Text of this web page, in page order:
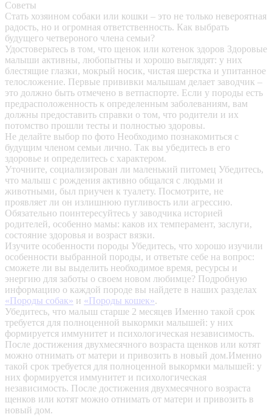
Советы
Стать хозяином собаки или кошки – это не только невероятная
радость, но и огромная ответственность. Как выбрать
будущего четвероного члена семьи?
Удостоверьтесь в том, что щенок или котенок здоров Здоровые
малыши активны, любопытны и хорошо выглядят: у них
блестящие глазки, мокрый носик, чистая шерстка и упитанное
телосложение. Первые прививки малышам делает заводчик –
это должно быть отмечено в ветпаспорте. Если у породы есть
предрасположенность к определенным заболеваниям, вам
должны предоставить справки о том, что родители и их
потомство прошли тесты и полностью здоровы.
Не делайте выбор по фото Необходимо познакомиться с
будущим членом семьи лично. Так вы убедитесь в его
здоровье и определитесь с характером.
Уточните, социализирован ли маленький питомец Убедитесь,
что малыш с рождения активно общался с людьми и
животными, был приучен к туалету. Посмотрите, не
проявляет ли он излишнюю пугливость или агрессию.
Обязательно поинтересуйтесь у заводчика историей
родителей, особенно мамы: каков их темперамент, заслуги,
состояние здоровья и возраст вязки.
Изучите особенности породы Убедитесь, что хорошо изучили
особенности выбранной породы, и ответьте себе на вопрос:
сможете ли вы выделить необходимое время, ресурсы и
энергию для заботы о своем новом любимце? Подробную
информацию о каждой породе вы найдете в наших разделах
«Породы собак» и «Породы кошек».
Убедитесь, что малыш старше 2 месяцев Именно такой срок
требуется для полноценной выкормки малышей: у них
формируется иммунитет и психологическая независимость.
После достижения двухмесячного возраста щенков или котят
можно отнимать от матери и привозить в новый дом.Именно
такой срок требуется для полноценной выкормки малышей: у
них формируется иммунитет и психологическая
независимость. После достижения двухмесячного возраста
щенков или котят можно отнимать от матери и привозить в
новый дом.